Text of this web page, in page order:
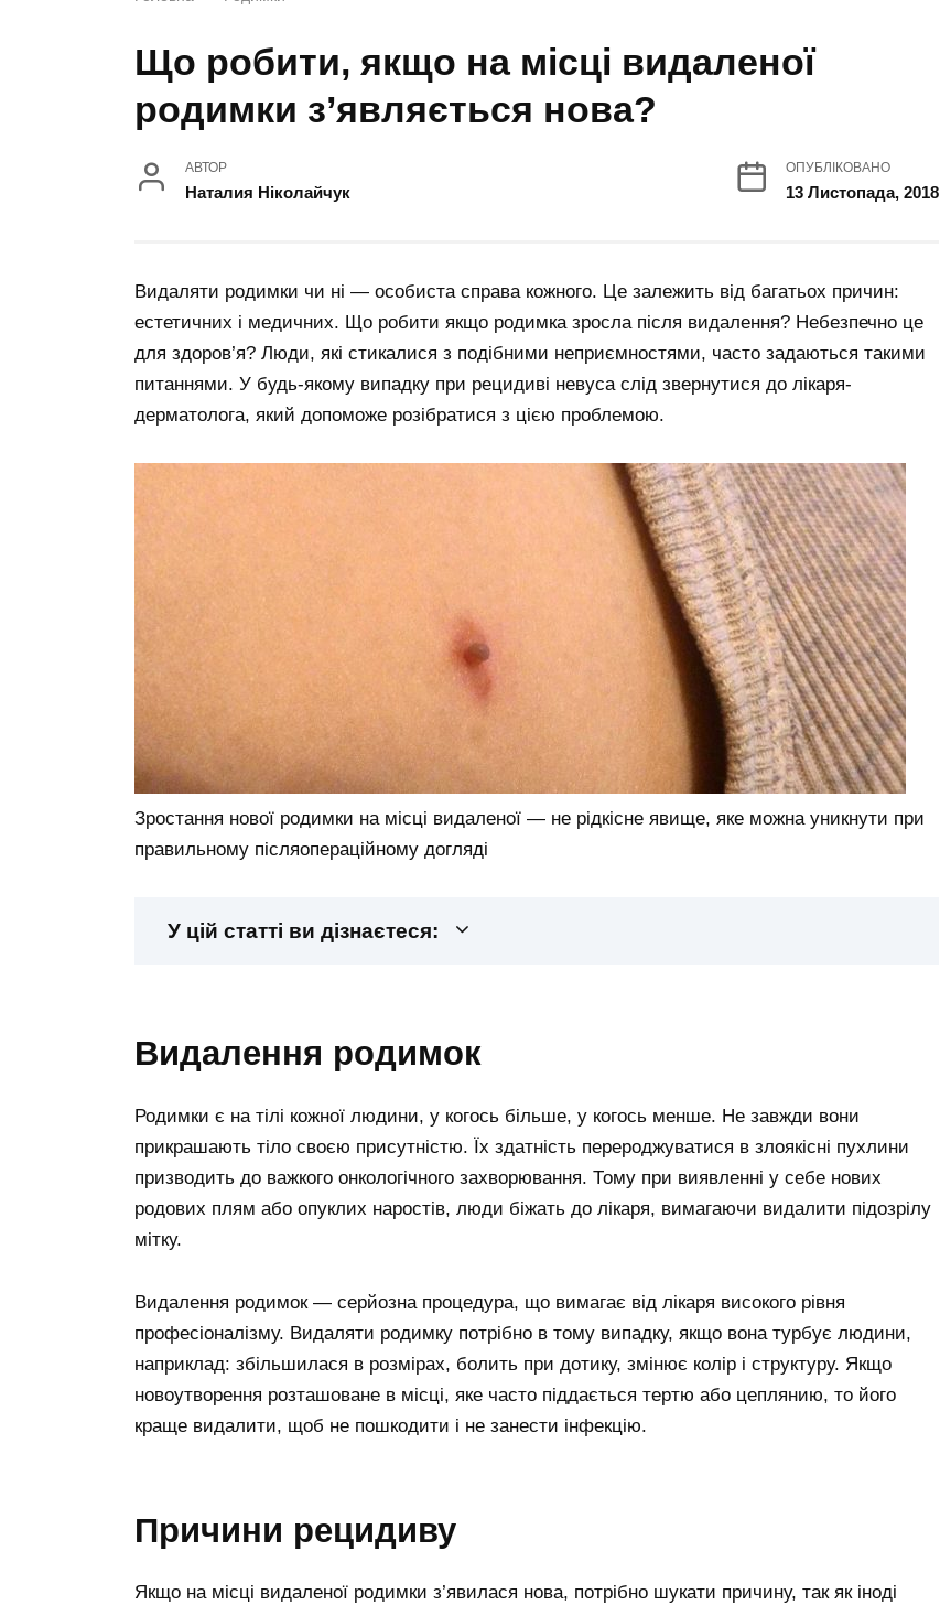
Що робити, якщо на місці видаленої
родимки з’являється нова?
АВТОР
Наталия Ніколайчук
ОПУБЛІКОВАНО
13 Листопада, 2018
Видаляти родимки чи ні — особиста справа кожного. Це залежить від багатьох причин:
естетичних і медичних. Що робити якщо родимка зросла після видалення? Небезпечно це
для здоров’я? Люди, які стикалися з подібними неприємностями, часто задаються такими
питаннями. У будь-якому випадку при рецидиві невуса слід звернутися до лікаря-
дерматолога, який допоможе розібратися з цією проблемою.
Зростання нової родимки на місці видаленої — не рідкісне явище, яке можна уникнути при
правильному післяопераційному догляді
У цій статті ви дізнаєтеся:
видалення родимок
Родимки є на тілі кожної людини, у когось більше, у когось менше. Не завжди вони
прикрашають тіло своєю присутністю. Їх здатність перероджуватися в злоякісні пухлини
призводить до важкого онкологічного захворювання. Тому при виявленні у себе нових
родових плям або опуклих наростів, люди біжать до лікаря, вимагаючи видалити підозрілу
мітку.
Видалення родимок — серйозна процедура, що вимагає від лікаря високого рівня
професіоналізму. Видаляти родимку потрібно в тому випадку, якщо вона турбує людини,
наприклад: збільшилася в розмірах, болить при дотику, змінює колір і структуру. Якщо
новоутворення розташоване в місці, яке часто піддається тертю або цеплянию, то його
краще видалити, щоб не пошкодити і не занести інфекцію.
причини рецидиву
Якщо на місці видаленої родимки з’явилася нова, потрібно шукати причину, так як іноді